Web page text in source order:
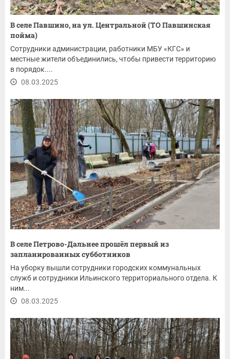
В селе Павшино, на ул. Центральной (ТО Павшинская
пойма)
Сотрудники администрации, работники МБУ «КГС» и
местные жители объединились, чтобы привести территорию
в порядок....
08.03.2025
В селе Петрово-Дальнее прошёл первый из
запланированных субботников
На уборку вышли сотрудники городских коммунальных
служб и сотрудники Ильинского территориального отдела. К
ним...
08.03.2025